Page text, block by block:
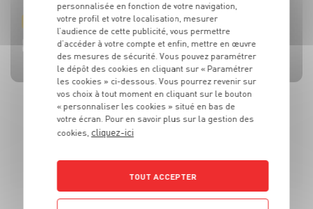
BRUSCHETTA FRAISES TOMATES MOZZA
ACTUALITE
L’HUILE QUI FAIT TOUTE LA DIFFÉRENCE !
SALADE MOZZARELLA, PÊCHE ET AVOCAT
CÔTE DE BOEUF AU ROQUEFORT
BROCHETTES DE SARDINES ET SAUCE À LA MENTHE
personnalisée en fonction de votre navigation,
votre profil et votre localisation, mesurer
l’audience de cette publicité, vous permettre
d’accéder à votre compte et enfin, mettre en œuvre
des mesures de sécurité. Vous pouvez paramétrer
le dépôt des cookies en cliquant sur « Paramétrer
les cookies » ci-dessous. Vous pourrez revenir sur
vos choix à tout moment en cliquant sur le bouton
« personnaliser les cookies » situé en bas de
votre écran. Pour en savoir plus sur la gestion des
cookies, cliquez-ici
TOUT ACCEPTER